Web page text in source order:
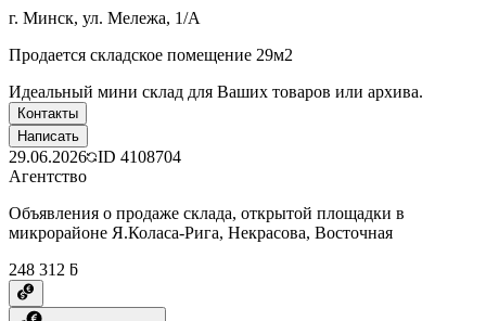
г. Минск, ул. Мележа, 1/А
Продается складское помещение 29м2
Идеальный мини склад для Ваших товаров или архива.
Контакты
Написать
29.06.2026 ID 4108704
Агентство
Объявления о продаже склада, открытой площадки в
микрорайоне Я.Коласа-Рига, Некрасова, Восточная
248 312 ƃ